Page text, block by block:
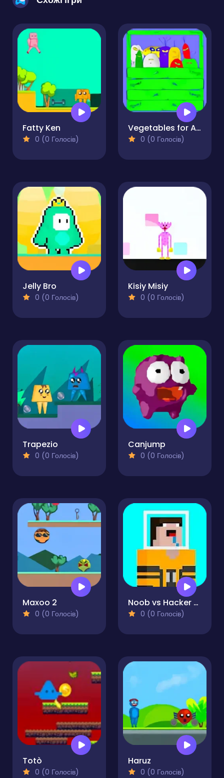
Fatty Ken
0 (0 Голосів)
Vegetables for Aliens
0 (0 Голосів)
Jelly Bro
0 (0 Голосів)
Kisiy Misiy
0 (0 Голосів)
Trapezio
0 (0 Голосів)
Canjump
0 (0 Голосів)
Maxoo 2
0 (0 Голосів)
Noob vs Hacker Diver Suit
0 (0 Голосів)
Totò
0 (0 Голосів)
Haruz
0 (0 Голосів)